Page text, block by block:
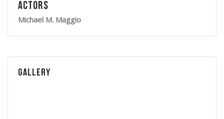
Actors
Michael M. Maggio
Gallery